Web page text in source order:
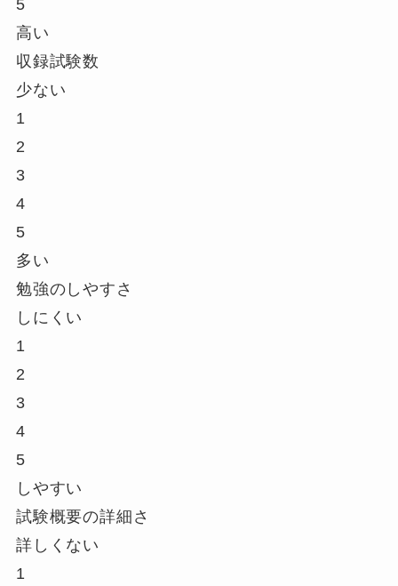
5
高い
収録試験数
少ない
1
2
3
4
5
多い
勉強のしやすさ
しにくい
1
2
3
4
5
しやすい
試験概要の詳細さ
詳しくない
1